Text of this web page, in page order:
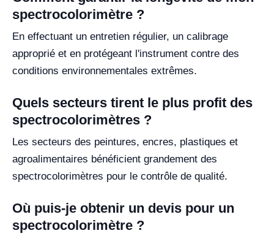
spectrocolorimètre ?
En effectuant un entretien régulier, un calibrage
approprié et en protégeant l'instrument contre des
conditions environnementales extrêmes.
Quels secteurs tirent le plus profit des
spectrocolorimètres ?
Les secteurs des peintures, encres, plastiques et
agroalimentaires bénéficient grandement des
spectrocolorimètres pour le contrôle de qualité.
Où puis-je obtenir un devis pour un
spectrocolorimètre ?